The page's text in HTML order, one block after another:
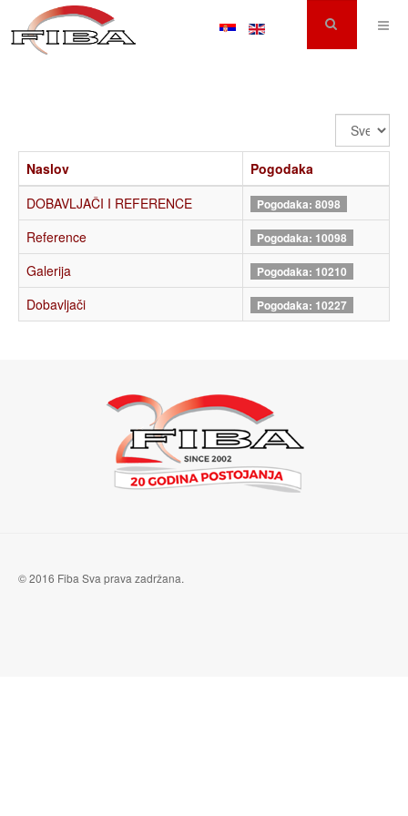
Prikaz
#
Naslov
Pogodaka
DOBAVLJAČI I REFERENCE
Pogodaka: 8098
Reference Pogodaka: 10098
Galerija Pogodaka: 10210
Dobavljači Pogodaka: 10227
© 2016 Fiba Sva prava zadržana.